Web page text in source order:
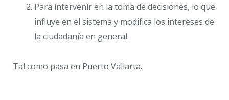
Para intervenir en la toma de decisiones, lo que
influye en el sistema y modifica los intereses de
la ciudadanía en general.
Tal como pasa en Puerto Vallarta.